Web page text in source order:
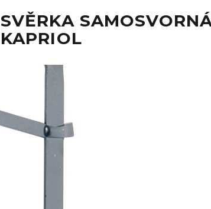
SVĚRKA
KAPRIOL